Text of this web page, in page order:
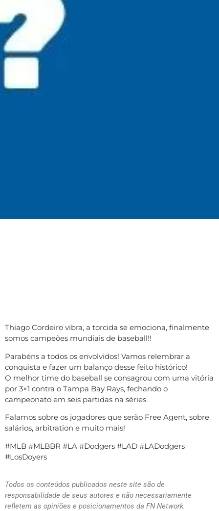
Thiago Cordeiro vibra, a torcida se emociona, finalmente
somos campeões mundiais de baseball!!
Parabéns a todos os envolvidos! Vamos relembrar a
conquista e fazer um balanço desse feito histórico!
O melhor time do baseball se consagrou com uma vitória
por 3×1 contra o Tampa Bay Rays, fechando o
campeonato em seis partidas na séries.
Falamos sobre os jogadores que serão Free Agent, sobre
salários, arbitration e muito mais!
#MLB #MLBBR #LA #Dodgers #LAD #LADodgers
#LosDoyers
Todos os conteúdos publicados neste site são de
responsabilidade de seus autores e não necessariamente
refletem as opiniões e posicionamentos da FN Network.